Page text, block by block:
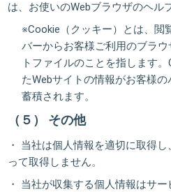
は、お使いのWebブラウザのヘル
※Cookie（クッキー）とは、閲
バーからお客様ご利用のブラ
トファイルのことを指します
たWebサイトの情報がお客様
蓄積されます。
（５） その他
・ 当社は個人情報を適切に取得
って取得しません。
・ 当社が収集する個人情報はサ